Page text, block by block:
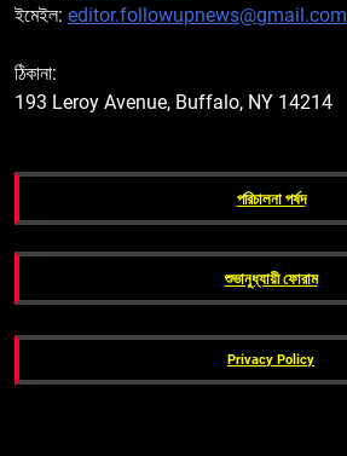
ইমেইল: editor.followupnews@gmail.com
ঠিকানা:
193 Leroy Avenue, Buffalo, NY 14214
পরিচালনা পর্ষদ
শুভানুধ্যায়ী ফোরাম
Privacy Policy